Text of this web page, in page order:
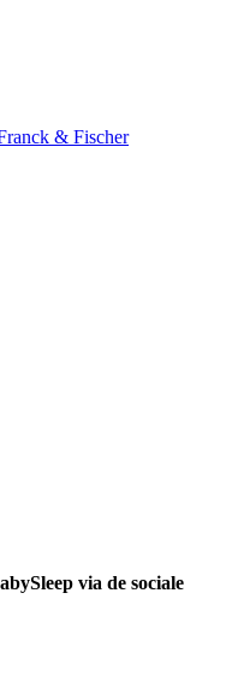
& Fischer
via de sociale